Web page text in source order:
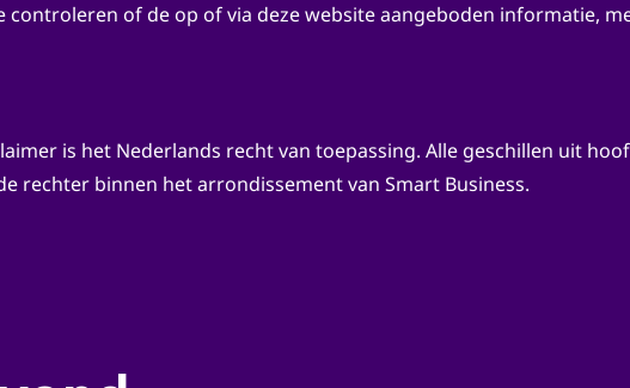
of de op of via deze website aangeboden informatie,
is het Nederlands recht van toepassing. Alle geschillen uit
rechter binnen het arrondissement van Smart Business.